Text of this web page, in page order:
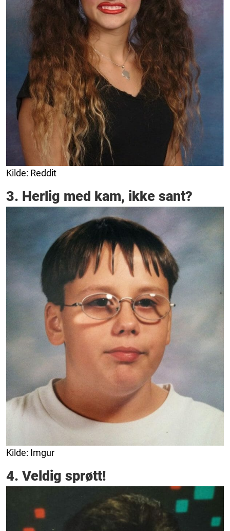
Kilde: Reddit
3. Herlig med kam, ikke sant?
Kilde: Imgur
4. Veldig sprøtt!